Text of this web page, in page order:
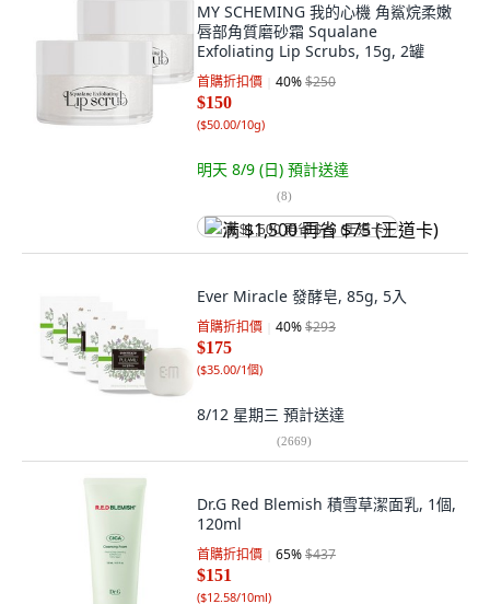
MY SCHEMING 我的心機 角鯊烷柔嫩
唇部角質磨砂霜 Squalane
Exfoliating Lip Scrubs, 15g, 2罐
首購折扣價 40%$250
$150
($50.00/10g)
明天 8/9 (日) 預計送達
(8)
满 $1,500 再省 $75 (王道卡)
Ever Miracle 發酵皂, 85g, 5入
首購折扣價 40%$293
$175
($35.00/1個)
8/12 星期三 預計送達
(2669)
Dr.G Red Blemish 積雪草潔面乳, 1個,
120ml
首購折扣價 65%$437
$151
($12.58/10ml)